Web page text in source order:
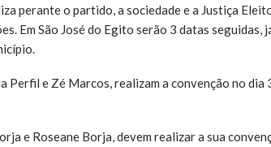
perante o partido, a sociedade e a Justiça
Em São José do Egito serão 3 datas seguidas,
Perfil e Zé Marcos, realizam a convenção no dia
e Roseane Borja, devem realizar a sua